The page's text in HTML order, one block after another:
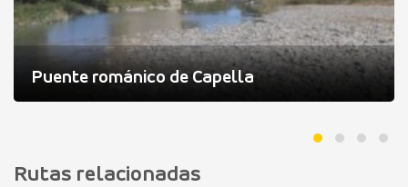
Puente románico de Capella
Rutas relacionadas